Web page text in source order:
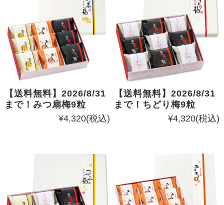
【送料無料】2026/8/31
まで！みつ扇梅9粒
¥4,320(税込)
【送料無料】2026/8/31
まで！ちどり梅9粒
¥4,320(税込)